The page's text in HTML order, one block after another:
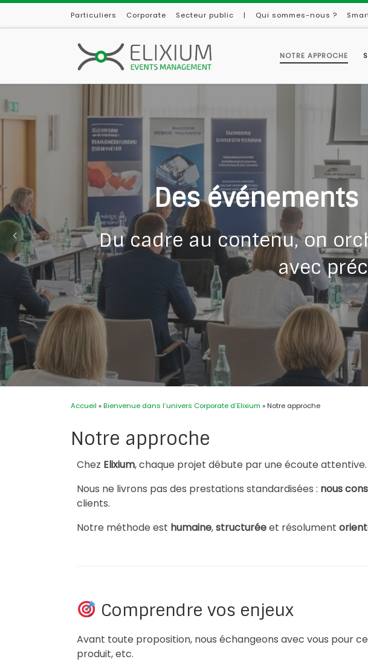
Particuliers Corporate Secteur public | Qui sommes-nous ?
NOTRE APPROCHE
Mettez votre
Lancement de produit,
votre image avec
Accueil »Bienvenue dans l’univers Corporate d’Elixium »Notre approche
Notre approche
Chez Elixium, chaque projet débute par une écoute attentive.
Nous ne livrons pas des prestations standardisées : nous
clients.
Notre méthode est humaine,structuréeet résolument
Comprendre vos enjeux
Avant toute proposition, nous échangeons avec vous pour
produit, etc.